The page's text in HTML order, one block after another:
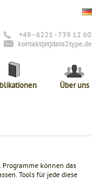
+49 - 6221 - 739 12 60
kontakt(at)data2type.de
Über uns
können das
Tools für jede diese